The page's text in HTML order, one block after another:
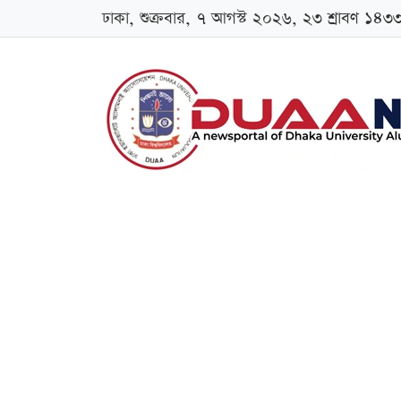
ঢাকা, শুক্রবার, ৭ আগস্ট ২০২৬, ২৩ শ্রাবণ